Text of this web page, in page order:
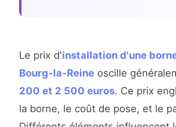
Le prix d'installation d'une
Bourg-la-Reine oscille
200 et 2 500 euros. Ce prix
la borne, le coût de pose, et le